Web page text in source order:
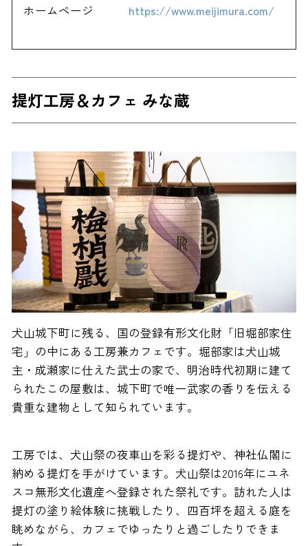
ホームページ
https://www.meijimura.com/
提灯工房＆カフェ みな蔵
犬山城下町に残る、国の登録有形文化財「旧堀部家住
宅」の中にある工房兼カフェです。堀部家は犬山城
主・成瀬家に仕えた武士の家で、明治時代初期に建て
られたこの屋敷は、城下町で唯一武家の香りを伝える
貴重な建物として知られています。
工房では、犬山祭の夜車山を彩る提灯や、神社仏閣に
納める提灯を手がけています。犬山祭は2016年にユネ
スコ無形文化遺産へ登録された祭礼です。訪れた人は
提灯の塗り絵体験に挑戦したり、四百坪を超える庭を
眺めながら、カフェでゆったりと過ごしたりできま